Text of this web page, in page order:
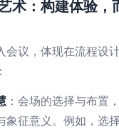
术：构建体验，
会议，体现在流程设
：会场的选择与布置
象征意义。例如，选